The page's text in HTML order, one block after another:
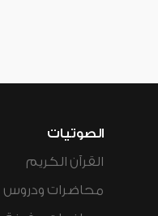
الصوتيات
القرآن الكريم
محاضرات ودروس